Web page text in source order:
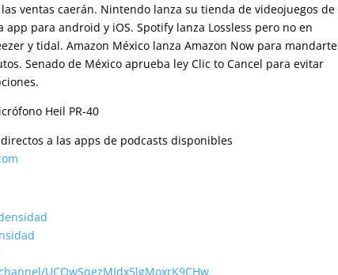
ventas caerán. Nintendo lanza su tienda de videojuegos de
app para android y iOS. Spotify lanza Lossless pero no en
y tidal. Amazon México lanza Amazon Now para mandarte
Senado de México aprueba ley Clic to Cancel para evitar
Heil PR-40
a las apps de podcasts disponibles
UCQwSqezMIdx5lgMoxrK9CHw